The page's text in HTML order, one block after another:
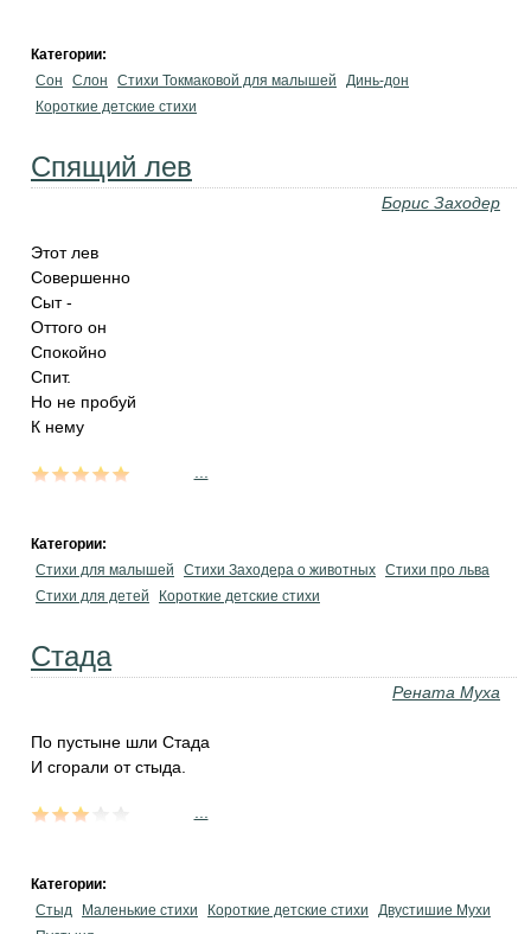
Категории:
Сон
Слон Стихи Токмаковой для малышей
Динь-дон
Короткие детские стихи
Спящий лев
Борис Заходер
Этот лев
Совершенно
Сыт -
Оттого он
Спокойно
Спит.
Но не пробуй
К нему
Категории:
Стихи для малышей
Стихи Заходера о животных Стихи про льва
Стихи для детей
Короткие детские стихи
Стада
Рената Муха
По пустыне шли Стада
И сгорали от стыда.
Категории:
Стыд
Маленькие стихи Короткие детские стихи
Двустишие Мухи